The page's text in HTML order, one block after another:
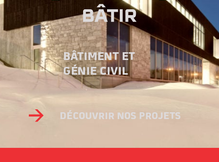
BÂTIMENT ET
GÉNIE CIVIL
DÉCOUVRIR NOS PROJETS